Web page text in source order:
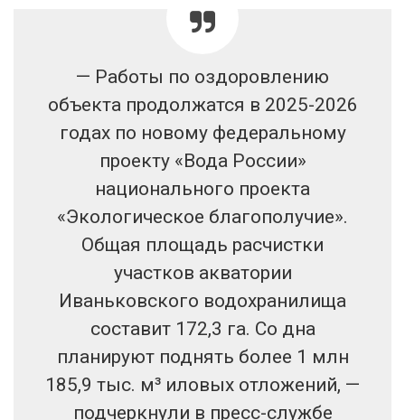
— Работы по оздоровлению
объекта продолжатся в 2025-2026
годах по новому федеральному
проекту «Вода России»
национального проекта
«Экологическое благополучие».
Общая площадь расчистки
участков акватории
Иваньковского водохранилища
составит 172,3 га. Со дна
планируют поднять более 1 млн
185,9 тыс. м³ иловых отложений, —
подчеркнули в пресс-службе